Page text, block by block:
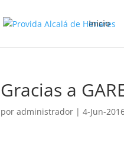
Inicio
Gracias a
poradministrador |4-Jun-